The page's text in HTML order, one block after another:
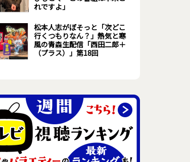
れですよ」
松本人志がぼそっと「次どこ
行くつもりなん？」熱気と寒
風の青森生配信「西田二郎＋
（プラス）」第18回